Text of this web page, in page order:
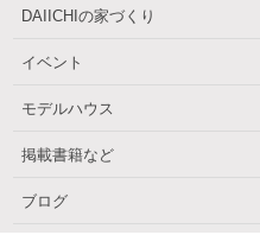
DAIICHIの家づくり
イベント
モデルハウス
掲載書籍など
ブログ